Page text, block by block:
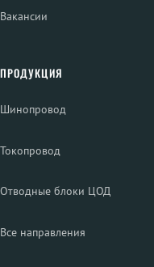
Вакансии
ПРОДУКЦИЯ
Шинопровод
Токопровод
Отводные блоки ЦОД
Все направления